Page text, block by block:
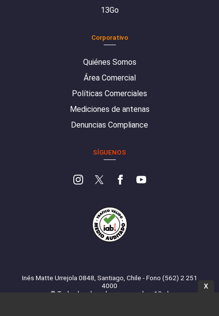
13Go
Corporativo
Quiénes Somos
Área Comercial
Políticas Comerciales
Mediciones de antenas
Denuncias Compliance
SÍGUENOS
Inés Matte Urrejola 0848, Santiago, Chile - Fono (562) 2 251
4000
© Todos los derechos reservados. 13.cl
X